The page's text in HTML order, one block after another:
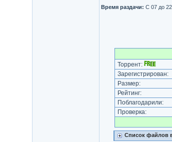
Время раздачи: С 07 до
Торрент:
Зарегистрирован:
Размер:
Рейтинг:
Поблагодарили:
Проверка:
Список файлов